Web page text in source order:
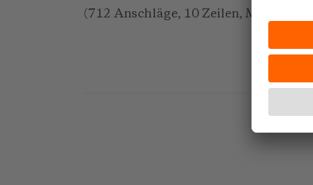
(712 Anschläge, 10 Zeilen, März 2002)